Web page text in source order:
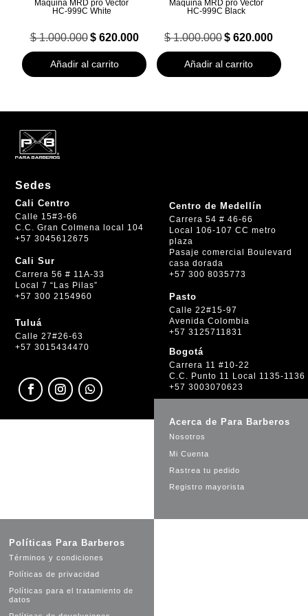
Maquina MRD pro Vector
HC‑999C White
$1.000.000 El
precio
original
era:
$620.000El
actual
es:
$ 620.000.
Añadir al carrito
Maquina MRD pro Vector
HC‑999C Black
$1.000.000 El
precio
original
era:
$ 620.000
actual
es:
$ 620.000.
Añadir al carrito
Sedes
Cali Centro
Calle 15#3-66
C.C. Gran Colmena local 104
+57 3045612675
Cali Sur
Carrera 56 # 11A-33
Local 7 “Las Pilas”
+57 300 2154960
Tuluá
Calle 27#26-63
+57 3015434470
Centro de Medellín
Carrera 54 # 46-66
Local 106-107 CC metro
plaza
Pasaje comercial Boulevard
casa dorada
+57 300 8035773
Pasto
Calle 22#15-97
Avenida Colombia
+57 3125711831
Bogotá
Carrera 11 #10-22
C.C. Punto 11 Local 1135-1136
+57 3003070623
Acerca de Para Barberos
Nosotros
Mi Cuenta
Rastrea tu pedido
Registro mayorista
Políticas Para Barberos
Términos y condiciones
Políticas de privacidad
Políticas para el tratamiento de
datos